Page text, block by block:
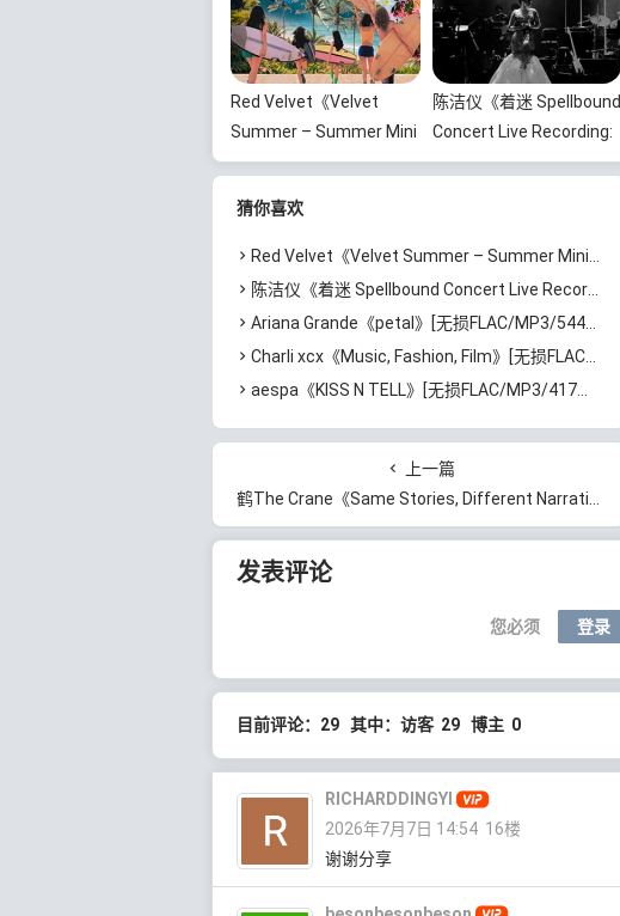
Red Velvet《Velvet
Summer – Summer Mini
Album》[无损
云网盘下载
陈洁仪《着迷 Spellbound
Concert Live Recording:
10th Anniversary
云网盘下载
猜你喜欢
Red Velvet《Velvet Summer – Summer Mini Album》[无损FLAC/MP3/372MB]百度云网盘下载
陈洁仪《着迷 Spellbound Concert Live Recording: 10th Anniversary (Live)》[无损FLAC/MP3/671MB]百度云网盘下载
Ariana Grande《petal》[无损FLAC/MP3/544MB]百度云网盘下载
Charli xcx《Music, Fashion, Film》[无损FLAC/MP3/639MB]百度云网盘下载
aespa《KISS N TELL》[无损FLAC/MP3/417MB]百度云网盘下载
上一篇
鹤The Crane《Same Stories, Different Narratives》[无损FLAC/MP3/447MB]百度云网盘下载
发表评论
您必须 登录
目前评论：29 其中：访客 29 博主 0
RICHARDDINGYI
2026年7月7日 14:54 16楼
谢谢分享